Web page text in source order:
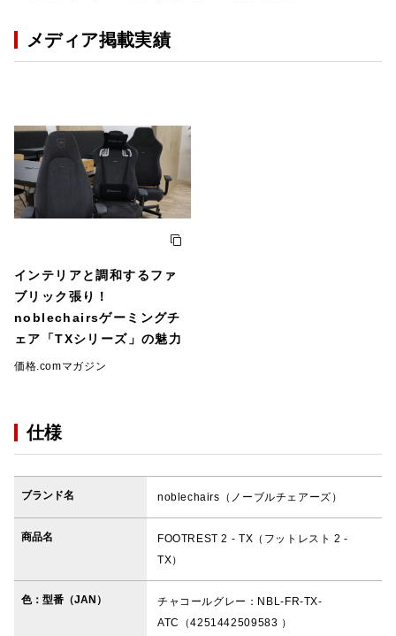
メディア掲載実績
インテリアと調和するファ
ブリック張り！
noblechairsゲーミングチ
ェア「TXシリーズ」の魅力
価格.comマガジン
仕様
ブランド名 noblechairs（ノーブルチェアーズ）
商品名
FOOTREST 2 - TX（フットレスト 2 -
TX）
色：型番（JAN）
チャコールグレー：NBL-FR-TX-
ATC（4251442509583 ）